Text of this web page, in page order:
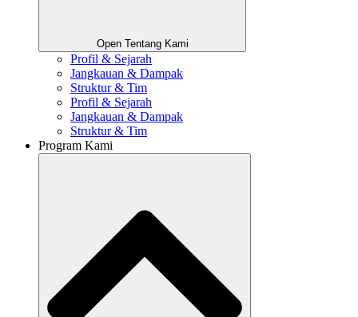
Open Tentang Kami
Profil & Sejarah
Jangkauan & Dampak
Struktur & Tim
Profil & Sejarah
Jangkauan & Dampak
Struktur & Tim
Program Kami